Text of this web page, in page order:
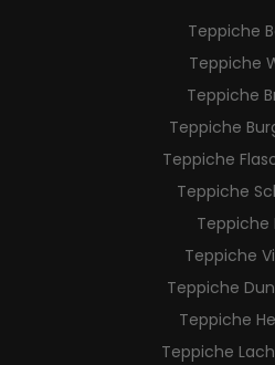
Teppiche
Teppiche
Teppiche
Teppiche
Teppiche
Teppiche
Teppiche
Teppiche
Teppiche
Teppiche
Teppiche